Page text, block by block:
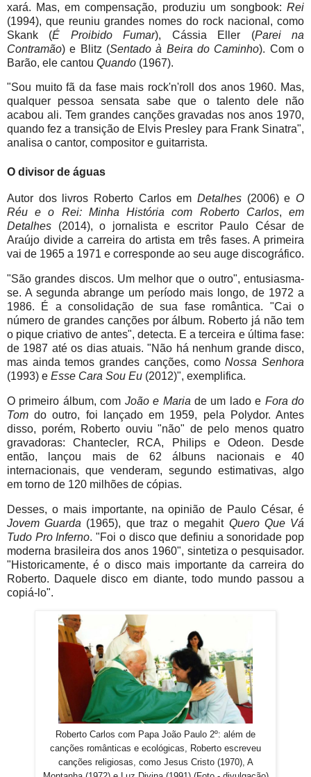
xará. Mas, em compensação, produziu um songbook: Rei
(1994), que reuniu grandes nomes do rock nacional, como
Skank (É Proibido Fumar), Cássia Eller (Parei na
Contramão) e Blitz (Sentado à Beira do Caminho). Com o
Barão, ele cantou Quando (1967).
"Sou muito fã da fase mais rock'n'roll dos anos 1960. Mas,
qualquer pessoa sensata sabe que o talento dele não
acabou ali. Tem grandes canções gravadas nos anos 1970,
quando fez a transição de Elvis Presley para Frank Sinatra",
analisa o cantor, compositor e guitarrista.
O divisor de águas
Autor dos livros Roberto Carlos em Detalhes (2006) e O
Réu e o Rei: Minha História com Roberto Carlos,em
Detalhes (2014), o jornalista e escritor Paulo César de
Araújo divide a carreira do artista em três fases. A primeira
vai de 1965 a 1971 e corresponde ao seu auge discográfico.
"São grandes discos. Um melhor que o outro", entusiasma-
se. A segunda abrange um período mais longo, de 1972 a
1986. É a consolidação de sua fase romântica. "Cai o
número de grandes canções por álbum. Roberto já não tem
o pique criativo de antes", detecta. E a terceira e última fase:
de 1987 até os dias atuais. "Não há nenhum grande disco,
mas ainda temos grandes canções, comoNossa Senhora
(1993) e Esse Cara Sou Eu (2012)", exemplifica.
O primeiro álbum, com João e Maria de um lado e Fora do
Tomdo outro, foi lançado em 1959, pela Polydor. Antes
disso, porém, Roberto ouviu "não" de pelo menos quatro
gravadoras: Chantecler, RCA, Philips e Odeon. Desde
então, lançou mais de 62 álbuns nacionais e 40
internacionais, que venderam, segundo estimativas, algo
em torno de 120 milhões de cópias.
Desses, o mais importante, na opinião de Paulo César, é
Jovem Guarda (1965), que traz o megahit Quero Que Vá
Tudo Pro Inferno. "Foi o disco que definiu a sonoridade pop
moderna brasileira dos anos 1960", sintetiza o pesquisador.
"Historicamente, é o disco mais importante da carreira do
Roberto. Daquele disco em diante, todo mundo passou a
copiá-lo".
Roberto Carlos com Papa João Paulo 2º: além de
canções românticas e ecológicas, Roberto escreveu
canções religiosas, como Jesus Cristo (1970), A